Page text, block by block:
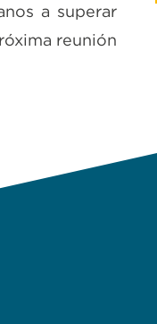
a superar
reunión